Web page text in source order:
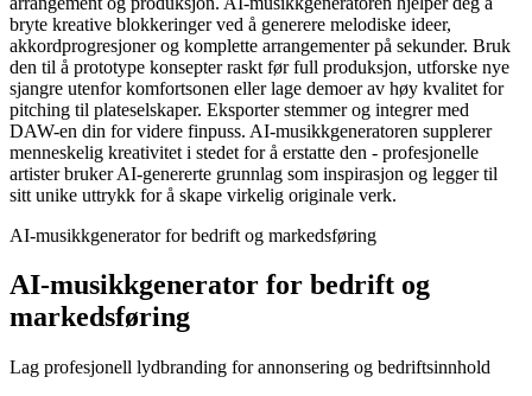
bryte kreative blokkeringer ved å generere melodiske ideer,
akkordprogresjoner og komplette arrangementer på sekunder. Bruk
den til å prototype konsepter raskt før full produksjon, utforske nye
sjangre utenfor komfortsonen eller lage demoer av høy kvalitet for
pitching til plateselskaper. Eksporter stemmer og integrer med
DAW-en din for videre finpuss. AI-musikkgeneratoren supplerer
menneskelig kreativitet i stedet for å erstatte den - profesjonelle
artister bruker AI-genererte grunnlag som inspirasjon og legger til
sitt unike uttrykk for å skape virkelig originale verk.
AI-musikkgenerator for bedrift og markedsføring
AI-musikkgenerator for bedrift og
markedsføring
Lag profesjonell lydbranding for annonsering og bedriftsinnhold